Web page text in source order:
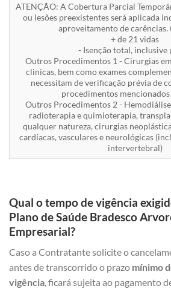
ATENÇÃO: A Cobertura Parcial
ou lesões preexistentes será aplicada
aproveitamento de carências.
+ de 21 vidas
- Isenção total, inclusive
Outros Procedimentos 1 - Cirurgias
clinicas, bem como exames
necessitam de verificação prévia de
procedimentos
Outros Procedimentos 2 -
radioterapia e quimioterapia,
qualquer natureza, cirurgias
cardíacas, vasculares e neurológicas
intervertebral)
Qual o tempo de vigência
Plano de Saúde Bradesco
Empresarial?
Caso a Contratante solicite o
antes de transcorrido o prazo mínimo
vigência, ficará sujeita ao pagamento